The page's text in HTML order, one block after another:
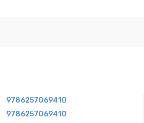
9786257069410
9786257069410